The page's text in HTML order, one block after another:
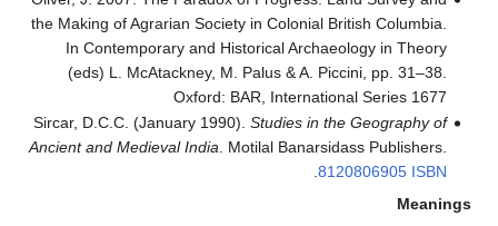
the Making of Agrarian Society in Colonial British Columbia.
In Contemporary and Historical Archaeology in Theory
(eds) L. McAtackney, M. Palus & A. Piccini, pp. 31–38.
Oxford: BAR, International Series 1677
Sircar, D.C.C. (January 1990).Studies in the Geography of
Ancient and Medieval India. Motilal Banarsidass Publishers.
8120806905
.